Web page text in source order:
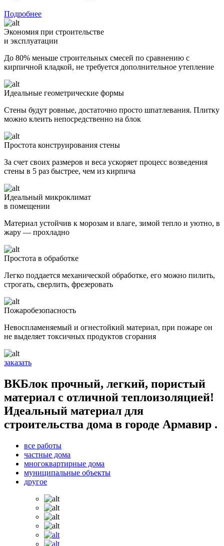
Подробнее
Экономия при строительстве
и эксплуатации
До 80% меньше строительных смесей по сравнению с
кирпичной кладкой, не требуется дополнительное утепление
Идеальные геометрические формы
Стены будут ровные, достаточно просто шпатлевания. Плитку
можно клеить непосредственно на блок
Простота конструирования стены
За счет своих размеров и веса ускоряет процесс возведения
стены в 5 раз быстрее, чем из кирпича
Идеальный микроклимат
в помещении
Материал устойчив к морозам и влаге, зимой тепло и уютно, в
жару — прохладно
Простота в обработке
Легко поддается механической обработке, его можно пилить,
строгать, сверлить, фрезеровать
Пожаробезопасность
Невоспламеняемый и огнестойкий материал, при пожаре он
не выделяет токсичных продуктов сгорания
заказать
ВКБлок прочный, легкий, пористый
материал с отличной теплоизоляцией!
Идеальный материал для
строительства дома в городе Армавир .
все работы
частные дома
многоквартирные дома
муниципальные объекты
другое